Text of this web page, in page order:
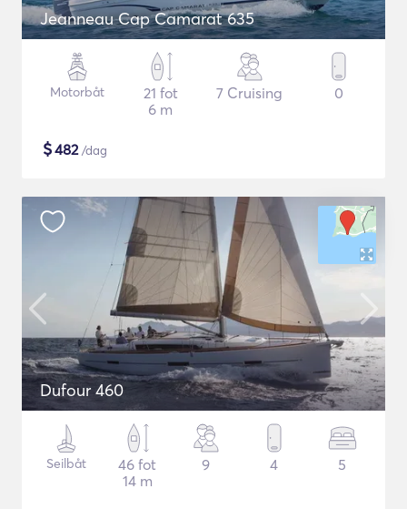
Jeanneau Cap Camarat 635
Motorbåt
21 fot
6 m
7 Cruising 0
$482/dag
Dufour 460
Seilbåt
46 fot
14 m
9 4 5